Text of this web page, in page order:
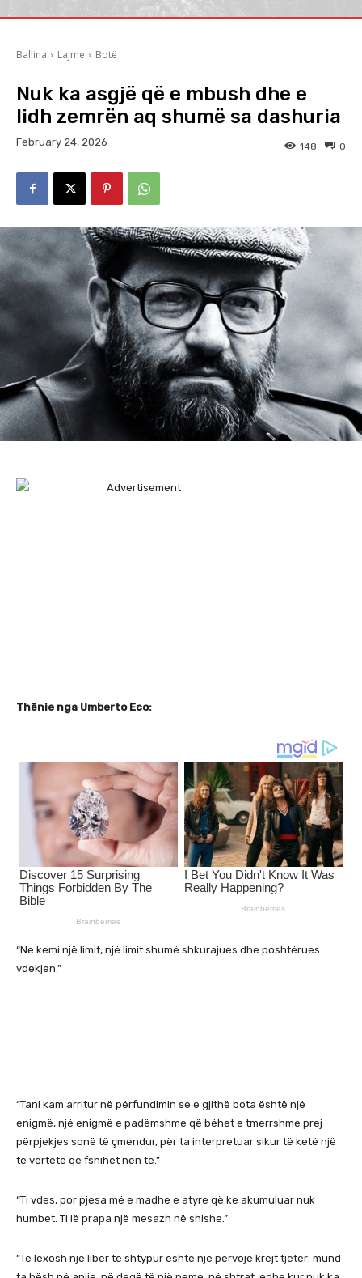
Ballina Lajme Botë
Nuk ka asgjë që e mbush dhe e
lidh zemrën aq shumë sa dashuria
February 24, 2026 0
148
Thënie nga Umberto Eco:
“Ne kemi një limit, një limit shumë shkurajues dhe poshtërues:
vdekjen.”
“Tani kam arritur në përfundimin se e gjithë bota është një
enigmë, një enigmë e padëmshme që bëhet e tmerrshme prej
përpjekjes sonë të çmendur, për ta interpretuar sikur të ketë një
të vërtetë që fshihet nën të.”
“Ti vdes, por pjesa më e madhe e atyre që ke akumuluar nuk
humbet. Ti lë prapa një mesazh në shishe.”
“Të lexosh një libër të shtypur është një përvojë krejt tjetër: mund